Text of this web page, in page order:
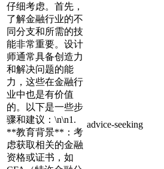
仔细考虑。首先，
了解金融行业的不
同分支和所需的技
能非常重要。设计
师通常具备创造力
和解决问题的能
力，这些在金融行
业中也是有价值
的。以下是一些步
骤和建议：\n\n1.
**教育背景**：考
虑获取相关的金融
资格或证书，如
advice-seeking